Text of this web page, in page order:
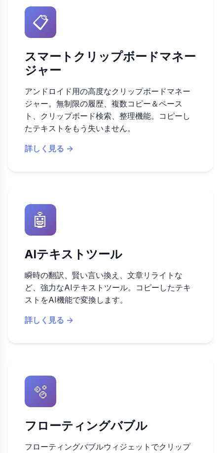
📋
スマートクリップボードマネー
ジャー
アンドロイド用の高度なクリップボードマネー
ジャー。無制限の履歴、複数コピー＆ペース
ト、クリップボード検索、整理機能。コピーし
たテキストをもう失いません。
詳しく見る →
🤖
AIテキストツール
瞬時の翻訳、賢い言い換え、文章リライトな
ど、強力なAIテキストツール。コピーしたテキ
ストをAI機能で変換します。
詳しく見る →
🫧
フローティングバブル
フローティングバブルウィジェットでクリップ